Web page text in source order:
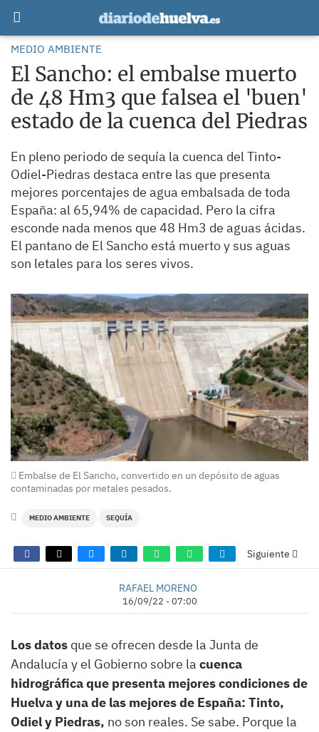
MEDIO AMBIENTE
El Sancho: el embalse muerto
de 48 Hm3 que falsea el 'buen'
estado de la cuenca del Piedras
En pleno periodo de sequía la cuenca del Tinto-
Odiel-Piedras destaca entre las que presenta
mejores porcentajes de agua embalsada de toda
España: al 65,94% de capacidad. Pero la cifra
esconde nada menos que 48 Hm3 de aguas ácidas.
El pantano de El Sancho está muerto y sus aguas
son letales para los seres vivos.
Embalse de El Sancho, convertido en un depósito de aguas
contaminadas por metales pesados.
MEDIO AMBIENTE SEQUÍA
Siguiente
RAFAEL MORENO
16/09/22 - 07:00
Los datos que se ofrecen desde la Junta de
Andalucía y el Gobierno sobre la cuenca
hidrográfica que presenta mejores condiciones de
Huelva y una de las mejores de España: Tinto,
Odiel y Piedras, no son reales. Se sabe. Porque la